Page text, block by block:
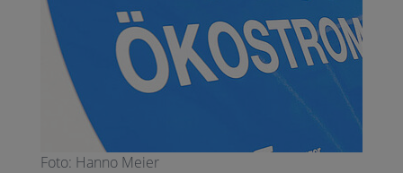
Foto: Hanno Meier